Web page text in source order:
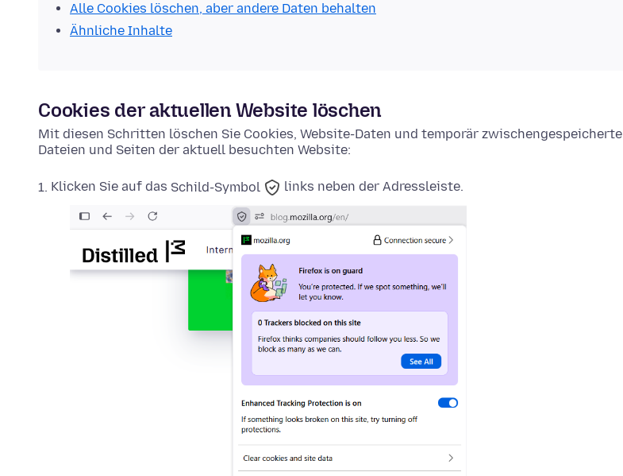
Alle Cookies löschen, aber andere Daten behalten
Ähnliche Inhalte
Cookies der aktuellen Website löschen
Mit diesen Schritten löschen Sie Cookies, Website-Daten und temporär zwischengespeicherte
Dateien und Seiten der aktuell besuchten Website:
Klicken Sie auf das Schild-Symbol links neben der Adressleiste.